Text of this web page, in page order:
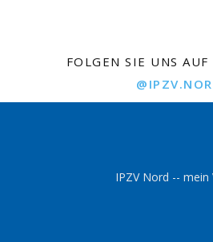
FOLGEN SIE UNS AUF
IPZV Nord -- mein